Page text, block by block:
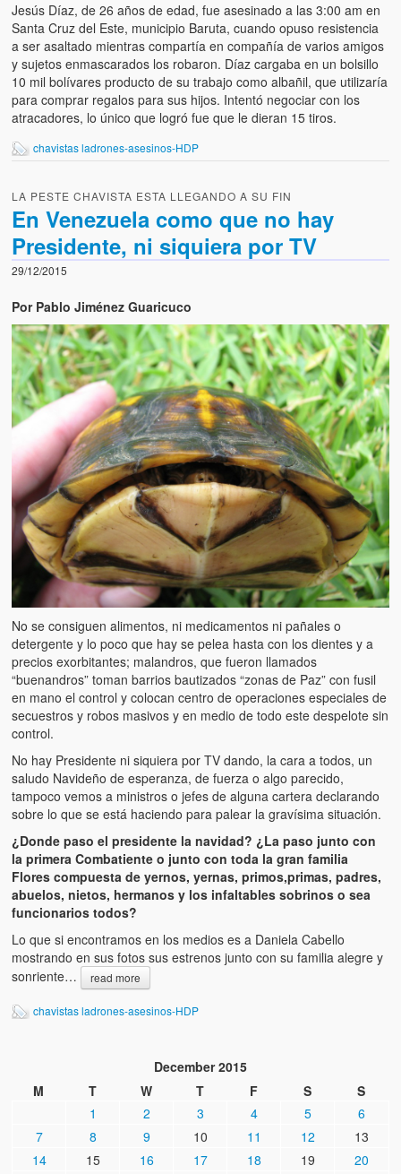
Jesús Díaz, de 26 años de edad, fue asesinado a las 3:00 am en
Santa Cruz del Este, municipio Baruta, cuando opuso resistencia
a ser asaltado mientras compartía en compañía de varios amigos
y sujetos enmascarados los robaron. Díaz cargaba en un bolsillo
10 mil bolívares producto de su trabajo como albañil, que utilizaría
para comprar regalos para sus hijos. Intentó negociar con los
atracadores, lo único que logró fue que le dieran 15 tiros.
chavistas ladrones-asesinos-HDP
LA PESTE CHAVISTA ESTA LLEGANDO A SU FIN
En Venezuela como que no hay
Presidente, ni siquiera por TV
29/12/2015
Por Pablo Jiménez Guaricuco
No se consiguen alimentos, ni medicamentos ni pañales o
detergente y lo poco que hay se pelea hasta con los dientes y a
precios exorbitantes; malandros, que fueron llamados
“buenandros” toman barrios bautizados “zonas de Paz” con fusil
en mano el control y colocan centro de operaciones especiales de
secuestros y robos masivos y en medio de todo este despelote sin
control.
No hay Presidente ni siquiera por TV dando, la cara a todos, un
saludo Navideño de esperanza, de fuerza o algo parecido,
tampoco vemos a ministros o jefes de alguna cartera declarando
sobre lo que se está haciendo para palear la gravísima situación.
¿Donde paso el presidente la navidad? ¿La paso junto con
la primera Combatiente o junto con toda la gran familia
Flores compuesta de yernos, yernas, primos,primas, padres,
abuelos, nietos, hermanos y los infaltables sobrinos o sea
funcionarios todos?
Lo que si encontramos en los medios es a Daniela Cabello
mostrando en sus fotos sus estrenos junto con su familia alegre y
sonriente…
read more
chavistas ladrones-asesinos-HDP
December 2015
M
T W T F S
S
1
2 3 4 5
6
7
8 9 10 11 12
13
14
15 16 17 18 19
20